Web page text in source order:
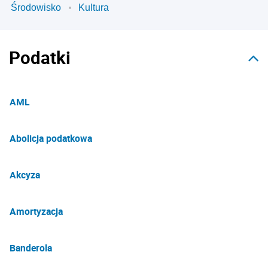
Środowisko
Kultura
Podatki
AML
Abolicja podatkowa
Akcyza
Amortyzacja
Banderola